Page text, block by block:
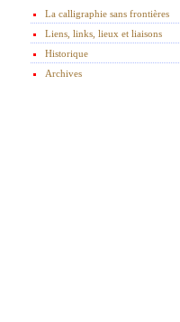
La calligraphie sans frontières
Liens, links, lieux et liaisons
Historique
Archives